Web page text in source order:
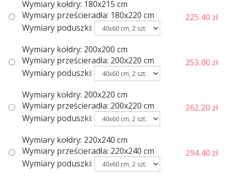
Wymiary kołdry: 180x215 cm
Wymiary prześcieradła: 180x220 cm
Wymiary poduszki:
225.40 zł
Wymiary kołdry: 200x200 cm
Wymiary prześcieradła: 200x220 cm
Wymiary poduszki:
253.00 zł
Wymiary kołdry: 200x220 cm
Wymiary prześcieradła: 200x220 cm
Wymiary poduszki:
262.20 zł
Wymiary kołdry: 220x240 cm
Wymiary prześcieradła: 220x240 cm
Wymiary poduszki:
294.40 zł